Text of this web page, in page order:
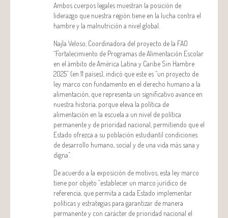
Ambos cuerpos legales muestran la posición de
liderazgo que nuestra región tiene en la lucha contra el
hambre y la malnutrición a nivel global.
Najla Veloso, Coordinadora del proyecto de la FAO
“Fortalecimiento de Programas de Alimentación Escolar
en el ámbito de América Latina y Caribe Sin Hambre
2025” (en 11 países), indicó que este es “un proyecto de
ley marco con fundamento en el derecho humano a la
alimentación, que representa un significativo avance en
nuestra historia, porque eleva la política de
alimentación en la escuela a un nivel de política
permanente y de prioridad nacional, permitiendo que el
Estado ofrezca a su población estudiantil condiciones
de desarrollo humano, social y de una vida más sana y
digna”.
De acuerdo a la exposición de motivos, esta ley marco
tiene por objeto “establecer un marco jurídico de
referencia, que permita a cada Estado implementar
políticas y estrategias para garantizar de manera
permanente y con carácter de prioridad nacional el